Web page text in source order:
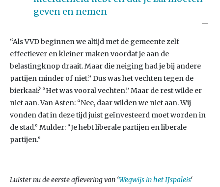
geven en nemen
“Als VVD beginnen we altijd met de gemeente zelf
effectiever en kleiner maken voordat je aan de
belastingknop draait. Maar die neiging had je bij andere
partijen minder of niet.” Dus was het vechten tegen de
bierkaai? “Het was vooral vechten.” Maar de rest wilde er
niet aan. Van Asten: “Nee, daar wilden we niet aan. Wij
vonden dat in deze tijd juist geïnvesteerd moet worden in
de stad.” Mulder: “Je hebt liberale partijen en liberale
partijen.”
Luister nu de eerste aflevering van ‘Wegwijs in het IJspaleis‘